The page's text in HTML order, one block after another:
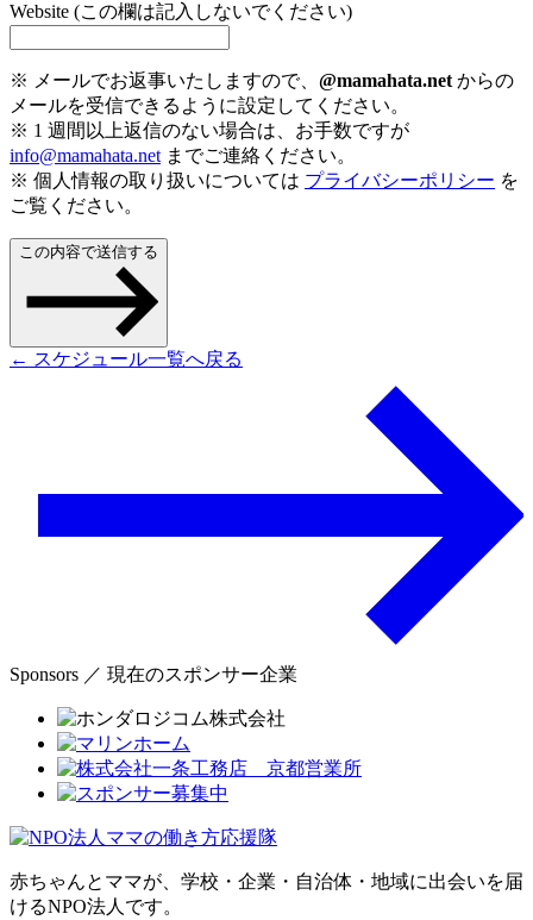
Website (この欄は記入しないでください)
※ メールでお返事いたしますので、 @mamahata.net からの
メールを受信できるように設定してください。
※ 1 週間以上返信のない場合は、お手数ですが
info@mamahata.net までご連絡ください。
※ 個人情報の取り扱いについては プライバシーポリシー を
ご覧ください。
この内容で送信する
← スケジュール一覧へ戻る
Sponsors ／ 現在のスポンサー企業
赤ちゃんとママが、学校・企業・自治体・地域に出会いを届
けるNPO法人です。